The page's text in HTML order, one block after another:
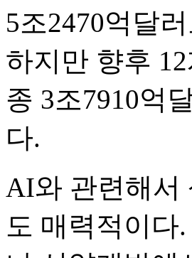
5조2470억달
하지만 향후
종 3조7910억
다.
AI와 관련해서
도 매력적이다